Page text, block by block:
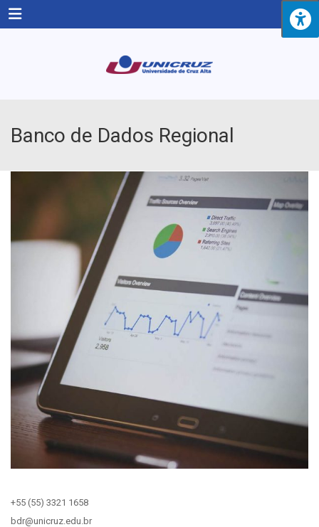
Menu
Banco de Dados Regional
+55 (55) 3321 1658
bdr@unicruz.edu.br